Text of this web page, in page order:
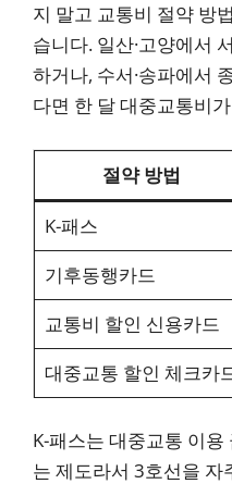
지 말고 교통비 절약 방
습니다. 일산·고양에서
하거나, 수서·송파에서
다면 한 달 대중교통비
절약 방법
K-패스
기후동행카드
교통비 할인 신용카드
대중교통 할인 체크카
K-패스는 대중교통 이
는 제도라서 3호선을 자